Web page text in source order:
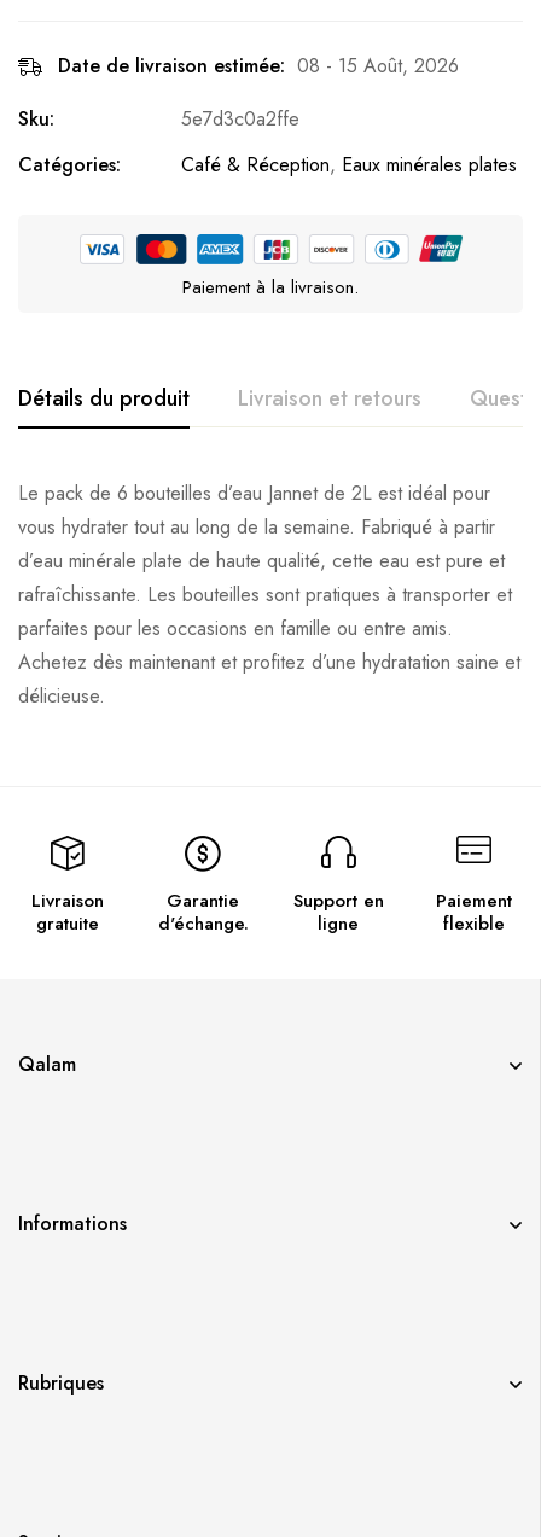
Date de livraison estimée: 08 - 15 Août, 2026
Sku:
5e7d3c0a2ffe
Catégories:
Café & Réception, Eaux minérales plates
Paiement à la livraison.
Détails du produit Livraison et retours
Le pack de 6 bouteilles d’eau Jannet de 2L est idéal pour
vous hydrater tout au long de la semaine. Fabriqué à partir
d’eau minérale plate de haute qualité, cette eau est pure et
rafraîchissante. Les bouteilles sont pratiques à transporter et
parfaites pour les occasions en famille ou entre amis.
Achetez dès maintenant et profitez d’une hydratation saine et
délicieuse.
Livraison
gratuite
Garantie
d'échange.
Support en
ligne
Paiement
flexible
Qalam
Informations
Rubriques